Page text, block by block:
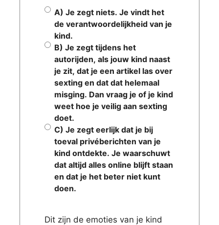
1.
Situatiebeschrijving
A) Je zegt niets. Je vindt het
de verantwoordelijkheid van je
kind.
B) Je zegt tijdens het
autorijden, als jouw kind naast
je zit, dat je een artikel las over
sexting en dat dat helemaal
misging. Dan vraag je of je kind
weet hoe je veilig aan sexting
doet.
C) Je zegt eerlijk dat je bij
toeval privéberichten van je
kind ontdekte. Je waarschuwt
dat altijd alles online blijft staan
en dat je het beter niet kunt
doen.
Dit zijn de emoties van je kind